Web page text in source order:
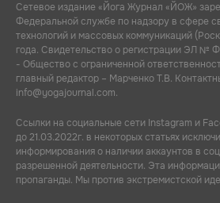
Сетевое издание «Йога Журнал «ЙОЖ»
Федеральной службе по надзору в сфере
технологий и массовых коммуникаций
года. Свидетельство о регистрации ЭЛ №
- Общество с ограниченной
главный редактор – Марченко Т.В.
info@yogajournal.com.
Ссылки на социальные сети Instagram и
до 21.03.2022г. в некоторых статьях
информирования о наличии аккаунтов в
разрешенной деятельности. Эта
пропаганды. Мы против экстремистской